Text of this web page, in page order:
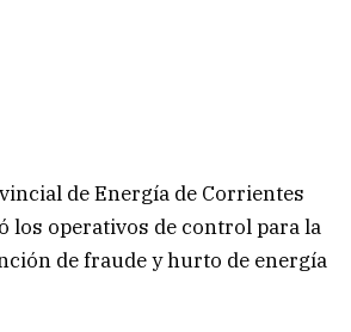
de Energía de Corrientes
los operativos de control para la
de fraude y hurto de energía